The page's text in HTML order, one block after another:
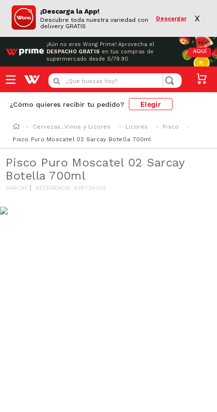
¡Descarga la App!
Descubre toda nuestra variedad con
delivery GRATIS
Descargar X
¡Aún no eres Wong Prime! Aprovecha el
DESPACHO GRATIS en tus compras de
supermercado desde S/79.90
AQUÍ
¿Que buscas hoy?
¿Cómo quieres recibir tu pedido? Elegir
Cervezas, Vinos y Licores Licores
Pisco
Pisco Puro Moscatel 02 Sarcay Botella 700ml
Pisco Puro Moscatel 02 Sarcay
Botella 700ml
SARCAY REFERENCIA: 938726005